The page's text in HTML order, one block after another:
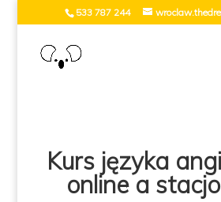
533 787 244
Kurs języka
online a